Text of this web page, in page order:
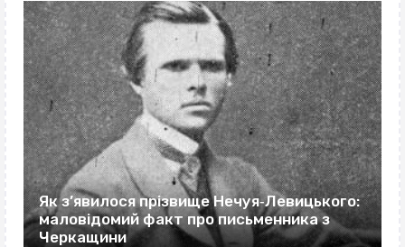
Як з’явилося прізвище Нечуя‐Левицького:
маловідомий факт про письменника з
Черкащини